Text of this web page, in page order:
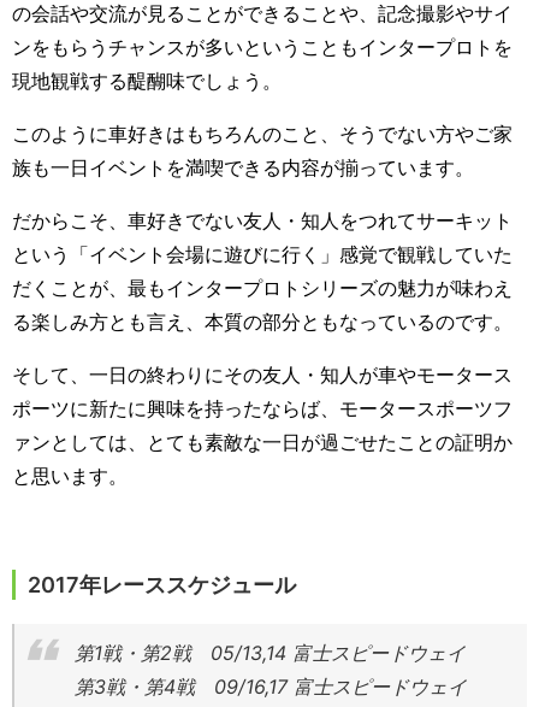
の会話や交流が見ることができることや、記念撮影やサイ
ンをもらうチャンスが多いということもインタープロトを
現地観戦する醍醐味でしょう。
このように車好きはもちろんのこと、そうでない方やご家
族も一日イベントを満喫できる内容が揃っています。
だからこそ、車好きでない友人・知人をつれてサーキット
という「イベント会場に遊びに行く」感覚で観戦していた
だくことが、最もインタープロトシリーズの魅力が味わえ
る楽しみ方とも言え、本質の部分ともなっているのです。
そして、一日の終わりにその友人・知人が車やモータース
ポーツに新たに興味を持ったならば、モータースポーツフ
ァンとしては、とても素敵な一日が過ごせたことの証明か
と思います。
2017年レーススケジュール
第1戦・第2戦 05/13,14 富士スピードウェイ
第3戦・第4戦 09/16,17 富士スピードウェイ